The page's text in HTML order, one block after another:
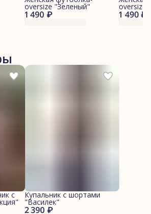
1 490 ₽
oversize "Зеленый"
1 490 ₽
oversize
с
2 390 ₽
Купальник с шортами
"Василек"